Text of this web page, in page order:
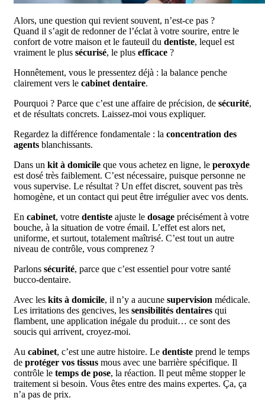
Alors, une question qui revient souvent, n’est-ce pas ?
Quand il s’agit de redonner de l’éclat à votre sourire, entre le
confort de votre maison et le fauteuil du dentiste, lequel est
vraiment le plus sécurisé, le plus efficace ?
Honnêtement, vous le pressentez déjà : la balance penche
clairement vers le cabinet dentaire.
Pourquoi ? Parce que c’est une affaire de précision, de sécurité,
et de résultats concrets. Laissez-moi vous expliquer.
Regardez la différence fondamentale : la concentration des
agents blanchissants.
Dans un kit à domicile que vous achetez en ligne, le peroxyde
est dosé très faiblement. C’est nécessaire, puisque personne ne
vous supervise. Le résultat ? Un effet discret, souvent pas très
homogène, et un contact qui peut être irrégulier avec vos dents.
En cabinet, votre dentiste ajuste le dosage précisément à votre
bouche, à la situation de votre émail. L’effet est alors net,
uniforme, et surtout, totalement maîtrisé. C’est tout un autre
niveau de contrôle, vous comprenez ?
Parlons sécurité, parce que c’est essentiel pour votre santé
bucco-dentaire.
Avec les kits à domicile, il n’y a aucune supervision médicale.
Les irritations des gencives, les sensibilités dentaires qui
flambent, une application inégale du produit… ce sont des
soucis qui arrivent, croyez-moi.
Au cabinet, c’est une autre histoire. Le dentiste prend le temps
de protéger vos tissus mous avec une barrière spécifique. Il
contrôle le temps de pose, la réaction. Il peut même stopper le
traitement si besoin. Vous êtes entre des mains expertes. Ça, ça
n’a pas de prix.